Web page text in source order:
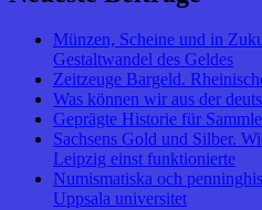
Münzen, Scheine und in
Gestaltwandel des Geldes
Zeitzeuge Bargeld.
Was können wir aus der
Geprägte Historie für
Sachsens Gold und Silber.
Leipzig einst funktionierte
Numismatiska och
Uppsala universitet